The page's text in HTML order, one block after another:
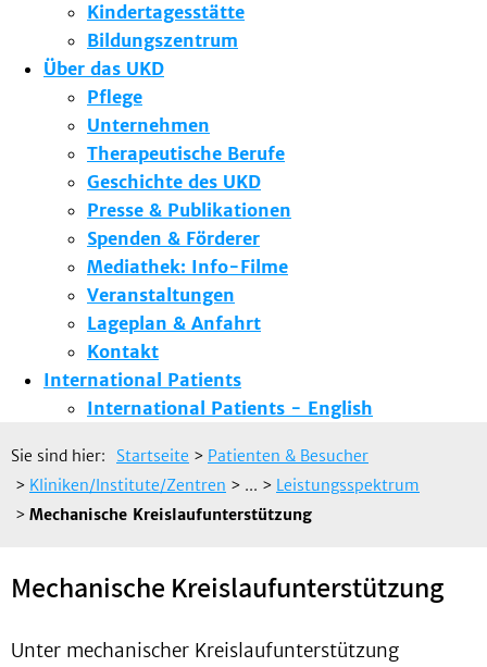
Kindertagesstätte
Bildungszentrum
Über das UKD
Pflege
Unternehmen
Therapeutische Berufe
Geschichte des UKD
Presse & Publikationen
Spenden & Förderer
Mediathek: Info-Filme
Veranstaltungen
Lageplan & Anfahrt
Kontakt
International Patients
International Patients - English
Sie sind hier: Startseite > Patienten & Besucher
> Kliniken/Institute/Zentren > ... > Leistungsspektrum
> Mechanische Kreislaufunterstützung
Mechanische Kreislaufunterstützung
Unter mechanischer Kreislaufunterstützung